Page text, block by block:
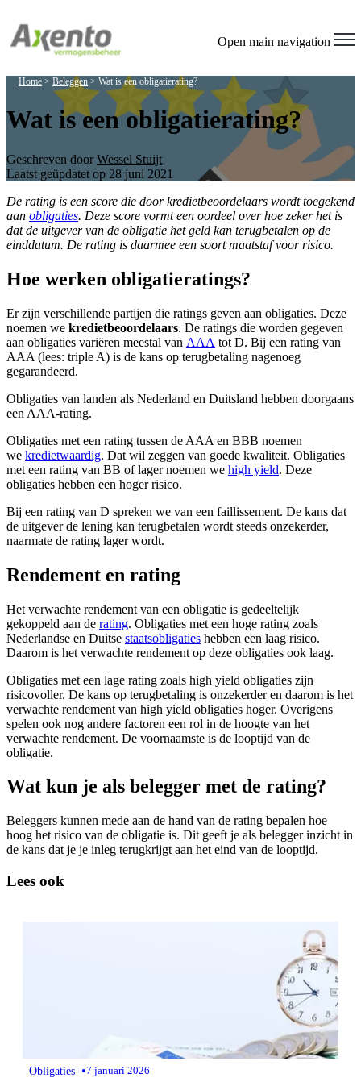
Open main navigation
Home > Beleggen > Wat is een obligatierating?
Wat is een obligatierating?
Geschreven door Wessel Stuijt
Laatst geüpdatet op 28 juni 2021
De rating is een score die door kredietbeoordelaars wordt toegekend
aan obligaties. Deze score vormt een oordeel over hoe zeker het is
dat de uitgever van de obligatie het geld kan terugbetalen op de
einddatum. De rating is daarmee een soort maatstaf voor risico.
Hoe werken obligatieratings?
Er zijn verschillende partijen die ratings geven aan obligaties. Deze
noemen we kredietbeoordelaars. De ratings die worden gegeven
aan obligaties variëren meestal van AAA tot D. Bij een rating van
AAA (lees: triple A) is de kans op terugbetaling nagenoeg
gegarandeerd.
Obligaties van landen als Nederland en Duitsland hebben doorgaans
een AAA-rating.
Obligaties met een rating tussen de AAA en BBB noemen
we kredietwaardig. Dat wil zeggen van goede kwaliteit. Obligaties
met een rating van BB of lager noemen we high yield. Deze
obligaties hebben een hoger risico.
Bij een rating van D spreken we van een faillissement. De kans dat
de uitgever de lening kan terugbetalen wordt steeds onzekerder,
naarmate de rating lager wordt.
Rendement en rating
Het verwachte rendement van een obligatie is gedeeltelijk
gekoppeld aan de rating. Obligaties met een hoge rating zoals
Nederlandse en Duitse staatsobligaties hebben een laag risico.
Daarom is het verwachte rendement op deze obligaties ook laag.
Obligaties met een lage rating zoals high yield obligaties zijn
risicovoller. De kans op terugbetaling is onzekerder en daarom is het
verwachte rendement van high yield obligaties hoger. Overigens
spelen ook nog andere factoren een rol in de hoogte van het
verwachte rendement. De voornaamste is de looptijd van de
obligatie.
Wat kun je als belegger met de rating?
Beleggers kunnen mede aan de hand van de rating bepalen hoe
hoog het risico van de obligatie is. Dit geeft je als belegger inzicht in
de kans dat je je inleg terugkrijgt aan het eind van de looptijd.
Lees ook
Obligaties •7 januari 2026